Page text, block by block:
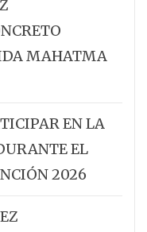
MAHATMA
EN LA
EL
2026